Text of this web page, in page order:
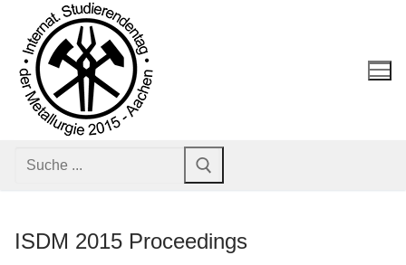
Inhalt
springen
Suche:
ISDM 2015 Proceedings